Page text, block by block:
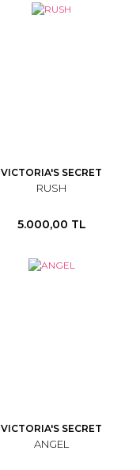
VICTORIA'S SECRET
RUSH
5.000,00 TL
VICTORIA'S SECRET
ANGEL